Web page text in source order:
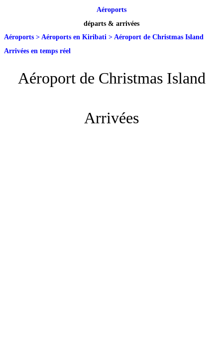
Aéroports
départs & arrivées
Aéroports > Aéroports en Kiribati > Aéroport de Christmas Island
Arrivées en temps réel
Aéroport de Christmas Island
Arrivées